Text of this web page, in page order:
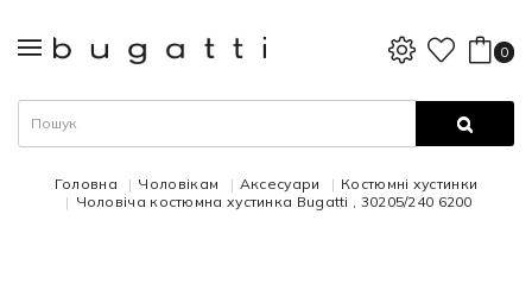
0
Головна Чоловікам Аксесуари
Костюмні хустинки
Чоловіча костюмна хустинка Bugatti , 30205/240 6200